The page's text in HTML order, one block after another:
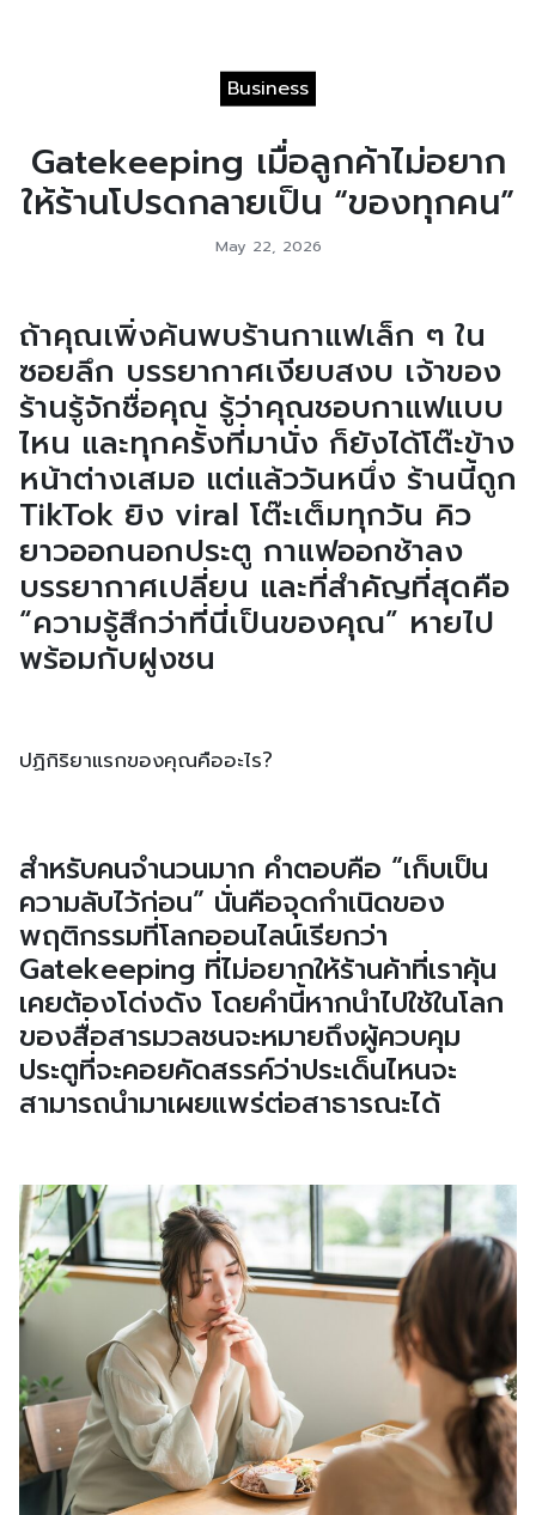
Business
Gatekeeping เมื่อลูกค้าไม่อยาก
ให้ร้านโปรดกลายเป็น “ของทุกคน”
May 22, 2026
ถ้าคุณเพิ่งค้นพบร้านกาแฟเล็ก ๆ ใน
ซอยลึก บรรยากาศเงียบสงบ เจ้าของ
ร้านรู้จักชื่อคุณ รู้ว่าคุณชอบกาแฟแบบ
ไหน และทุกครั้งที่มานั่ง ก็ยังได้โต๊ะข้าง
หน้าต่างเสมอ แต่แล้ววันหนึ่ง ร้านนี้ถูก
TikTok ยิง viral โต๊ะเต็มทุกวัน คิว
ยาวออกนอกประตู กาแฟออกช้าลง
บรรยากาศเปลี่ยน และที่สำคัญที่สุดคือ
“ความรู้สึกว่าที่นี่เป็นของคุณ” หายไป
พร้อมกับฝูงชน
ปฏิกิริยาแรกของคุณคืออะไร?
สำหรับคนจำนวนมาก คำตอบคือ “เก็บเป็น
ความลับไว้ก่อน” นั่นคือจุดกำเนิดของ
พฤติกรรมที่โลกออนไลน์เรียกว่า
Gatekeeping ที่ไม่อยากให้ร้านค้าที่เราคุ้น
เคยต้องโด่งดัง โดยคำนี้หากนำไปใช้ในโลก
ของสื่อสารมวลชนจะหมายถึงผู้ควบคุม
ประตูที่จะคอยคัดสรรค์ว่าประเด็นไหนจะ
สามารถนำมาเผยแพร่ต่อสาธารณะได้